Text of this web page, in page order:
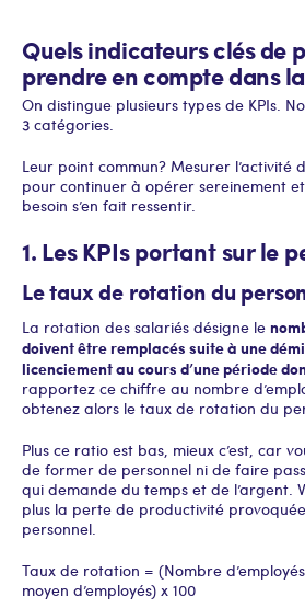
Quels indicateurs clés de
prendre en compte dans
On distingue plusieurs types de KPIs.
3 catégories.
Leur point commun ? Mesurer
pour continuer à opérer sereinement
besoin s’en fait ressentir.
1. Les KPIs portant sur le
Le taux de rotation du
La rotation des salariés désigne le
doivent être remplacés suite à une
licenciement au cours d’une période
rapportez ce chiffre au nombre
obtenez alors le taux de rotation du
Plus ce ratio est bas, mieux c’est, car
de former de personnel ni de faire
qui demande du temps et de l’argent.
plus la perte de productivité
personnel.
Taux de rotation = (Nombre
moyen d’employés) x 100